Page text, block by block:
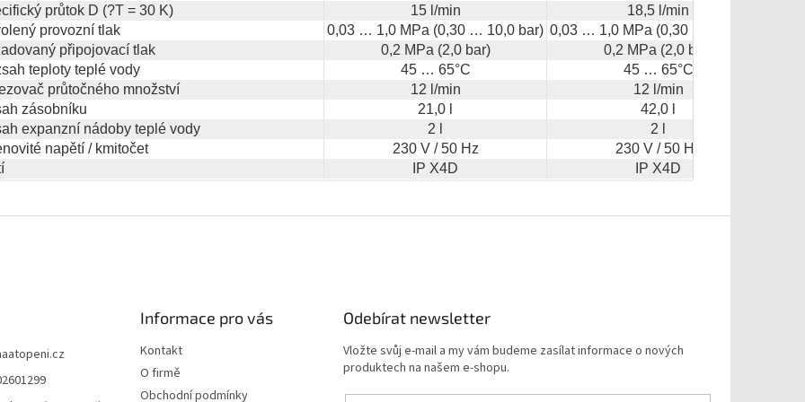
průtok D (?T = 30 K) 15 l/min
18,5 l/min
provozní tlak
0,03 … 1,0 MPa (0,30 … 10,0 bar) 0,03 … 1,0 MPa (0,30 … 10,0 bar)
připojovací tlak
0,2 MPa (2,0 bar)
0,2 MPa (2,0 bar)
teploty teplé vody
45 … 65°C
45 … 65°C
průtočného množství
12 l/min
12 l/min
zásobníku
21,0 l
42,0 l
expanzní nádoby teplé vody
2 l
2 l
napětí / kmitočet
230 V / 50 Hz
230 V / 50 Hz
IP X4D IP X4D
Informace pro vás
Kontakt
O firmě
Obchodní podmínky
Odebírat newsletter
Vložte svůj e-mail a my vám budeme zasílat informace o nových
produktech na našem e-shopu.